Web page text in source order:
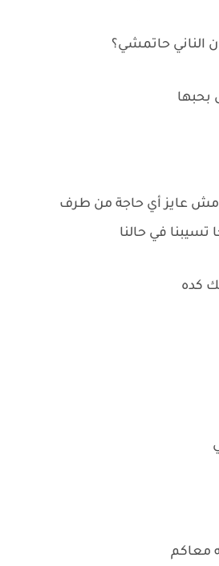
الناني حاتمشي؟
بحبها
مش عايز أي حاجة من طرف
في حالنا
كده
معاكم